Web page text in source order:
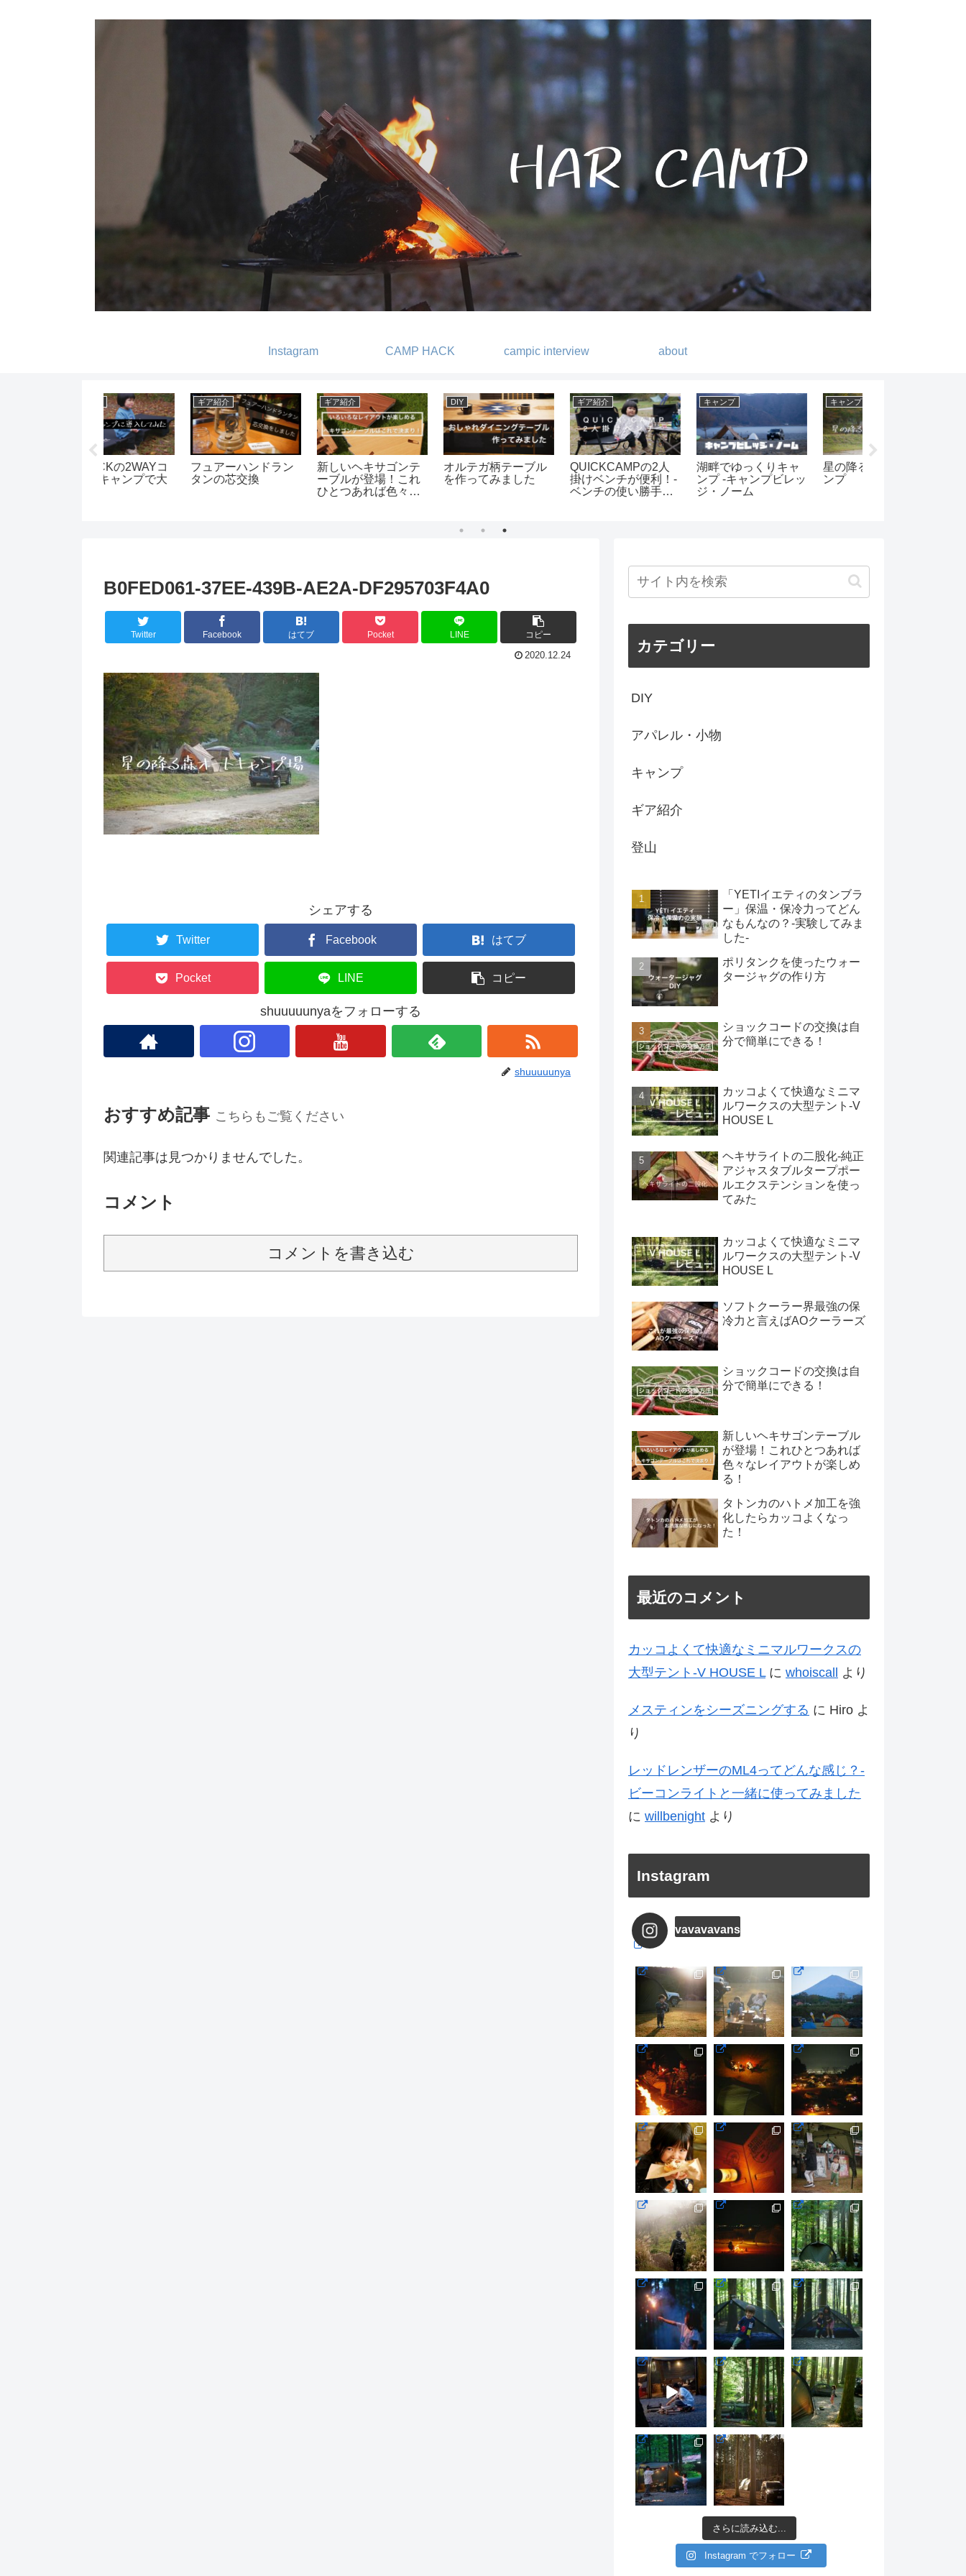
Instagram CAMP HACK campic interview about
ギア紹介
新しいヘキサゴンテ
ーブルが登場！これ
DIY
オルテガ柄テーブル
を作ってみました
ギア紹介
QUICKCAMPの2人
掛けベンチが便利！-
ベンチの使い勝手と
キャンプ
湖畔でゆっくりキャ
ンプ -キャンプビレッ
キャンプ
星の降る森で秋キャ
ンプ
街も海も富士山も楽
しめる塔ノ岳-初めて
の登山
B0FED061-37EE-439B-AE2A-DF295703F4A0
Twitter Facebook はてブ Pocket LINE コピー
2020.12.24
シェアする
Twitter Facebook はてブ
Pocket LINE コピー
shuuuuunyaをフォローする
shuuuuunya
おすすめ記事 こちらもご覧ください
関連記事は見つかりませんでした。
コメント
コメントを書き込む
カテゴリー
DIY
アパレル・小物
キャンプ
ギア紹介
登山
「YETIイエティのタンブラ
ー」保温・保冷力ってどん
なもんなの？-実験してみま
した-
ポリタンクを使ったウォー
タージャグの作り方
ショックコードの交換は自
分で簡単にできる！
カッコよくて快適なミニマ
ルワークスの大型テント-V
HOUSE L
ヘキサライトの二股化-純正
アジャスタブルタープポー
ルエクステンションを使っ
てみた
カッコよくて快適なミニマ
ルワークスの大型テント-V
HOUSE L
ソフトクーラー界最強の保
冷力と言えばAOクーラーズ
ショックコードの交換は自
分で簡単にできる！
新しいヘキサゴンテーブル
が登場！これひとつあれば
色々なレイアウトが楽しめ
る！
タトンカのハトメ加工を強
化したらカッコよくなっ
た！
最近のコメント
カッコよくて快適なミニマルワークスの
大型テント-V HOUSE Lに whoiscall より
メスティンをシーズニングする に Hiro よ
り
レッドレンザーのML4ってどんな感じ？-
ビーコンライトと一緒に使ってみました
に willbenight より
Instagram
vavavavans
さらに読み込む...
Instagram でフォロー